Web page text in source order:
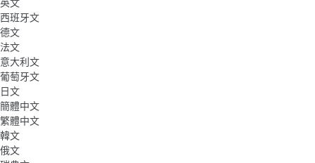
西班牙文
德文
法文
意大利文
葡萄牙文
日文
簡體中文
繁體中文
韓文
俄文